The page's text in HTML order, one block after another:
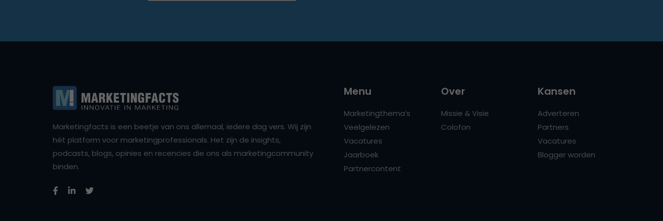
Marketingfacts is een beetje van ons allemaal, iedere dag vers. Wij zijn
hét platform voor marketingprofessionals. Het zijn de insights,
podcasts, blogs, opinies en recencies die ons als marketingcommunity
binden.
Menu
Marketingthema’s
Veelgelezen
Vacatures
Jaarboek
Partnercontent
Over
Missie & Visie
Colofon
Kansen
Adverteren
Partners
Vacatures
Blogger worden